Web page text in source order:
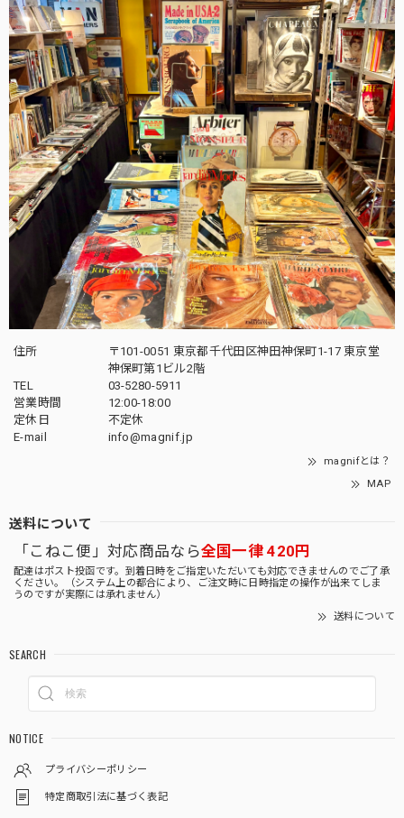
住所
〒101-0051 東京都千代田区神田神保町1-17 東京堂
神保町第1ビル2階
TEL
03-5280-5911
営業時間
12:00-18:00
定休日
不定休
E-mail
info@magnif.jp
magnifとは？
MAP
送料について
「こねこ便」対応商品なら全国一律 420円
配達はポスト投函です。到着日時をご指定いただいても対応できませんのでご了承
ください。（システム上の都合により、ご注文時に日時指定の操作が出来てしま
うのですが実際には承れません）
送料について
SEARCH
NOTICE
プライバシーポリシー
特定商取引法に基づく表記